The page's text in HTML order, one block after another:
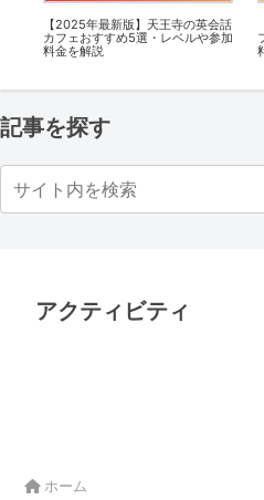
【2025年最新版】天王寺の英会話
カフェおすすめ5選・レベルや参加
料金を解説
記事を探す
アクティビティ
ホーム